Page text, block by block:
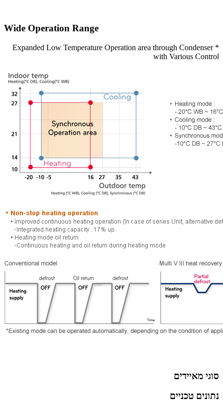
Wide Operation Range
* Expanded Low Temperature Operation area through Condenser
with Various Control
סוגי מאיידים
נתונים טכניים